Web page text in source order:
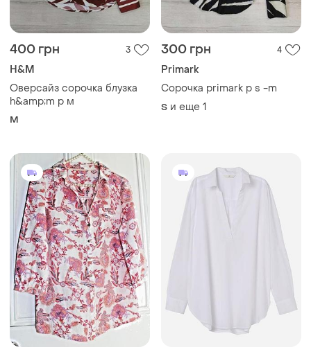
400 грн 3
H&M
Оверсайз сорочка блузка
h&amp;m p м
M
300 грн 4
Primark
Сорочка primark p s -m
S и еще 1